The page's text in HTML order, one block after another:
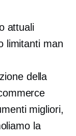
attuali
limitanti man
della
migliori,
la